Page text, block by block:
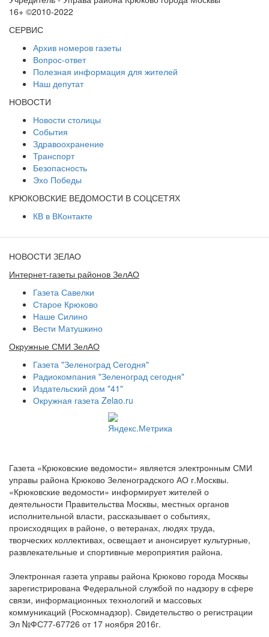
16+ ©2010-2022
СЕРВИС
Архив номеров газеты
Вопрос-ответ
Полезная информация для жителей
Наш депутат
НОВОСТИ
Новости столицы
События
Здравоохранение
Транспорт
Безопасность
Эхо Победы
КРЮКОВСКИЕ ВЕДОМОСТИ В СОЦСЕТЯХ
КВ в ВКонтакте
НОВОСТИ ЗЕЛАО
Интернет-газеты районов ЗелАО
Газета Савелки
Старое Крюково
Наше Силино
Вести Матушкино
Окружные СМИ ЗелАО
Газета "Зеленоград Сегодня"
Радиокомпания "Зеленоград сегодня"
Издательский дом "41"
Окружная газета Zelao.ru
Газета «Крюковские ведомости» является электронным СМИ
управы района Крюково Зеленоградского АО г.Москвы.
«Крюковские ведомости» информирует жителей о
деятельности Правительства Москвы, местных органов
исполнительной власти, рассказывает о событиях,
происходящих в районе, о ветеранах, людях труда,
творческих коллективах, освещает и анонсирует культурные,
развлекательные и спортивные мероприятия района.
Электронная газета управы района Крюково города Москвы
зарегистрирована Федеральной службой по надзору в сфере
связи, информационных технологий и массовых
коммуникаций (Роскомнадзор). Свидетельство о регистрации
Эл №ФС77-67726 от 17 ноября 2016г.